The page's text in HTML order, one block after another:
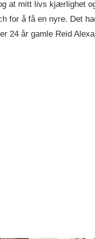
at mitt livs kjærlighet
for å få en nyre. Det
24 år gamle Reid